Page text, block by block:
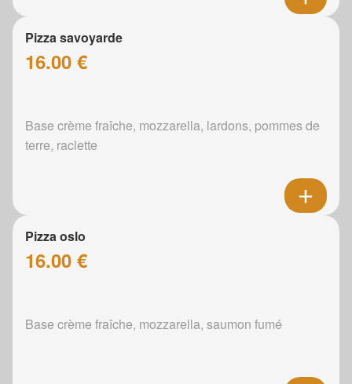
Pizza savoyarde
16.00 €
Base crème fraîche, mozzarella, lardons, pommes de
terre, raclette
Pizza oslo
16.00 €
Base crème fraîche, mozzarella, saumon fumé